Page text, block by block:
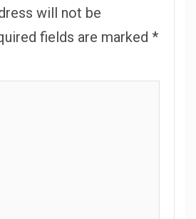
will not be
fields are marked *